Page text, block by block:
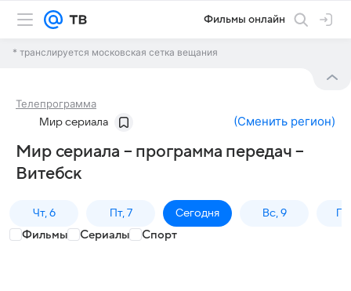
Фильмы онлайн
* транслируется московская сетка вещания
Телепрограмма
Мир сериала (Сменить регион)
Мир сериала – программа передач –
Витебск
Чт, 6 Пт, 7 Сегодня Вс, 9
Фильмы Сериалы Спорт